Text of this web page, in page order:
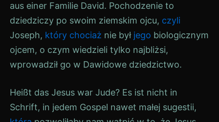
aus einer Familie David. Pochodzenie to
dziedziczy po swoim ziemskim ojcu, czyli
Joseph, który chociaż nie był jego biologicznym
ojcem, o czym wiedzieli tylko najbliżsi,
wprowadził go w Dawidowe dziedzictwo.
Heißt das Jesus war Jude? Es ist nicht in
Schrift, in jedem Gospel nawet małej sugestii,